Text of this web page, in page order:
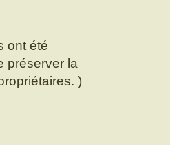
ont été
préserver la
)